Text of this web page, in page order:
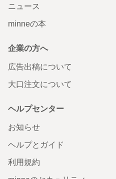
ニュース
minneの本
企業の方へ
広告出稿について
大口注文について
ヘルプセンター
お知らせ
ヘルプとガイド
利用規約